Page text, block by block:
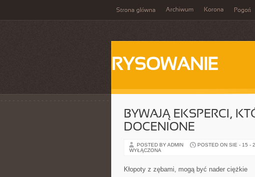
Strona główna Archiwum Korona Pogoń
RYSOWANIE
BYWAJĄ EKSPERCI,
DOCENIONE
POSTED BY ADMIN POSTED ON SIE - 15 -
WYŁĄCZONA
Kłopoty z zębami, mogą być nader ciężkie